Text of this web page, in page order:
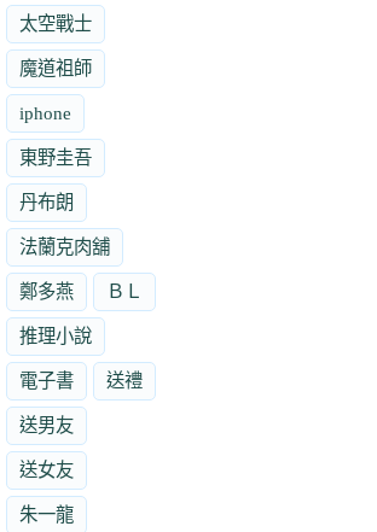
太空戰士
魔道祖師
iphone
東野圭吾
丹布朗
法蘭克肉舖
鄭多燕 ＢＬ
推理小說
電子書 送禮
送男友
送女友
朱一龍